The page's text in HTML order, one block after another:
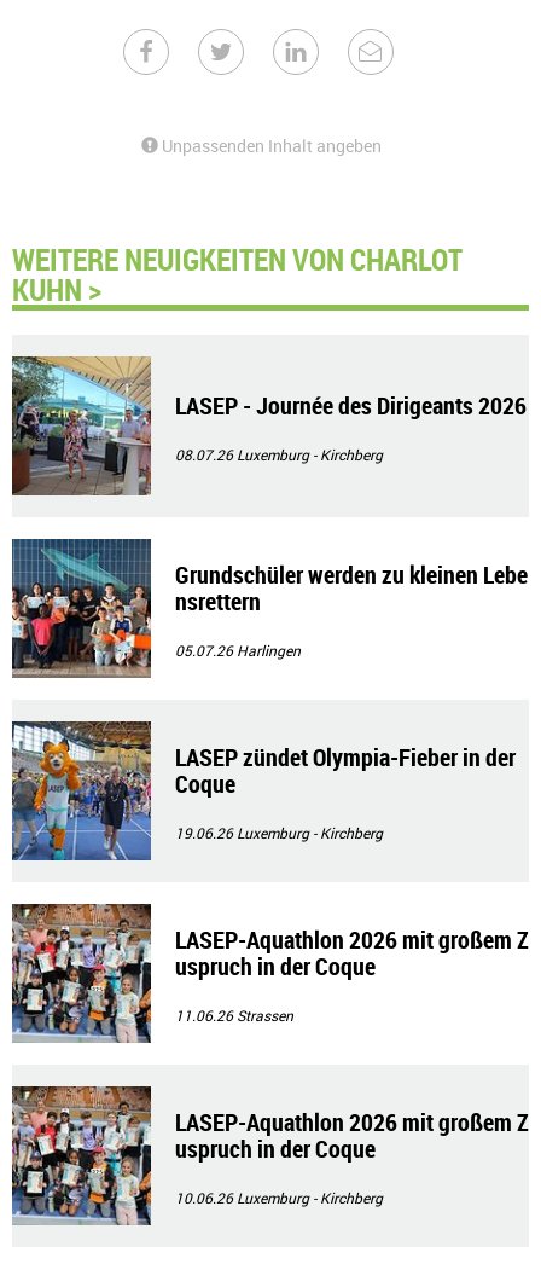
Unpassenden Inhalt angeben
WEITERE NEUIGKEITEN VON CHARLOT
KUHN >
LASEP - Journée des Dirigeants 2026
08.07.26Luxemburg - Kirchberg
Grundschüler werden zu kleinen Lebe
nsrettern
05.07.26Harlingen
LASEP zündet Olympia-Fieber in der
Coque
19.06.26Luxemburg - Kirchberg
LASEP-Aquathlon 2026 mit großem Z
uspruch in der Coque
11.06.26Strassen
LASEP-Aquathlon 2026 mit großem Z
uspruch in der Coque
10.06.26Luxemburg - Kirchberg